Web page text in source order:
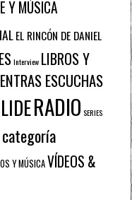
Y MÚSICA
EL RINCÓN DE DANIEL
Interview LIBROS Y
ESCUCHAS
RADIO SERIES
Y MÚSICAVÍDEOS &